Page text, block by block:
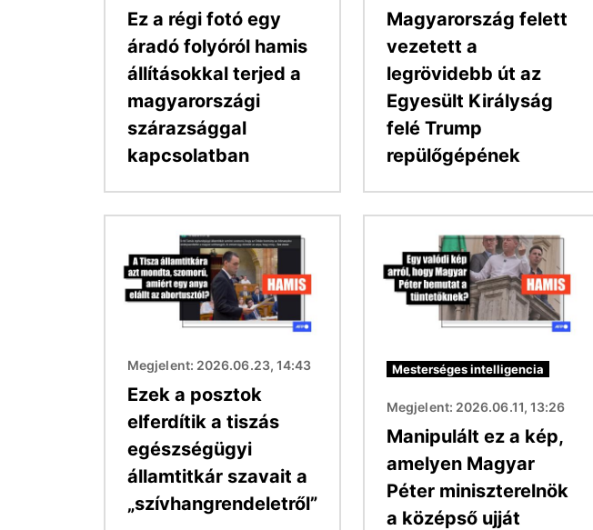
Ez a régi fotó egy
áradó folyóról hamis
állításokkal terjed a
magyarországi
szárazsággal
kapcsolatban
Magyarország felett
vezetett a
legrövidebb út az
Egyesült Királyság
felé Trump
repülőgépének
Megjelent: 2026.06.23, 14:43
Ezek a posztok
elferdítik a tiszás
egészségügyi
államtitkár szavait a
„szívhangrendeletről”
Mesterséges intelligencia
Megjelent: 2026.06.11, 13:26
Manipulált ez a kép,
amelyen Magyar
Péter miniszterelnök
a középső ujját